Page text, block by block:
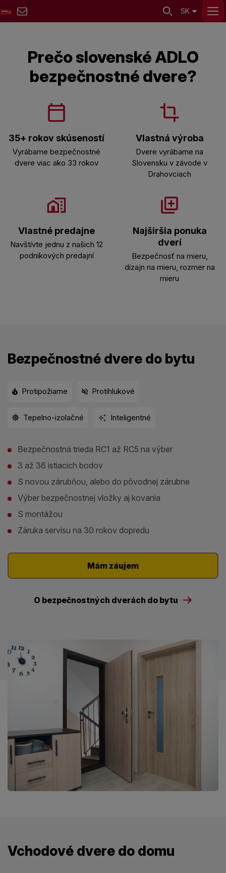
SK
Prečo slovenské ADLO
bezpečnostné dvere?
35+ rokov skúseností
Vyrábame bezpečnostné
dvere viac ako 33 rokov
Vlastná výroba
Dvere vyrábame na
Slovensku v závode v
Drahovciach
Vlastné predajne
Navštívte jednu z našich 12
podnikových predajní
Najširšia ponuka
dverí
Bezpečnosť na mieru,
dizajn na mieru, rozmer na
mieru
Bezpečnostné dvere do bytu
Protipožiarne Protihlukové
Tepelno-izolačné Inteligentné
Bezpečnostná trieda RC1 až RC5 na výber
3 až 36 istiacich bodov
S novou zárubňou, alebo do pôvodnej zárubne
Výber bezpečnostnej vložky aj kovania
S montážou
Záruka servisu na 30 rokov dopredu
Mám záujem
O bezpečnostných dverách do bytu
Vchodové dvere do domu